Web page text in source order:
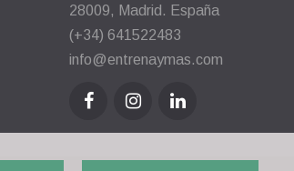
28009, Madrid. España
(+34) 641522483
info@entrenaymas.com